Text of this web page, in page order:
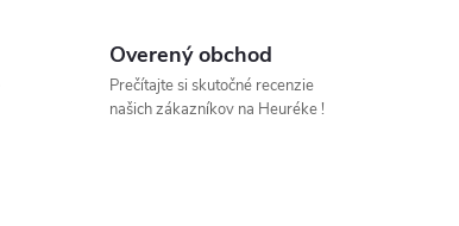
Overený obchod
Prečítajte si skutočné recenzie
našich zákazníkov na Heuréke !